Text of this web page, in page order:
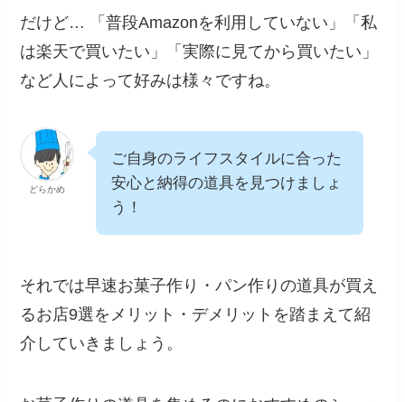
だけど… 「普段Amazonを利用していない」「私
は楽天で買いたい」「実際に見てから買いたい」
など人によって好みは様々ですね。
どらかめ
ご自身のライフスタイルに合った
安心と納得の道具を見つけましょ
う！
それでは早速お菓子作り・パン作りの道具が買え
るお店9選をメリット・デメリットを踏まえて紹
介していきましょう。